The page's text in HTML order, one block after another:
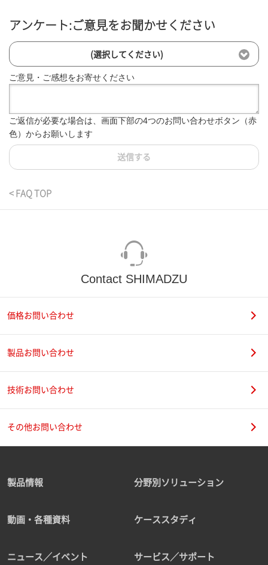
アンケート:ご意見をお聞かせください
(選択してください)
ご意見・ご感想をお寄せください
ご返信が必要な場合は、画面下部の4つのお問い合わせボタン（赤
色）からお願いします
送信する
< FAQ TOP
Contact SHIMADZU
価格お問い合わせ
製品お問い合わせ
技術お問い合わせ
その他お問い合わせ
製品情報 分野別ソリューション
動画・各種資料 ケーススタディ
ニュース／イベント サービス／サポート